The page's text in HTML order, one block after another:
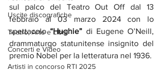
Uscite discografiche
Teatro, Arte e Libri
Concerti e Video
Artisti in concorso RTI 2025
sul palco del Teatro Out Off dal 13
febbraio al 03 marzo 2024 con lo
spettacolo “Hughie” di Eugene O’Neill,
drammaturgo statunitense insignito del
premio Nobel per la letteratura nel 1936.